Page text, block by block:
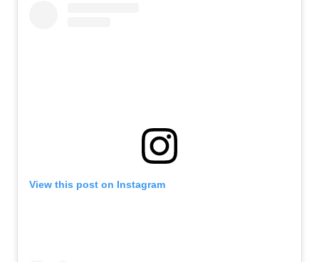
View this post on Instagram